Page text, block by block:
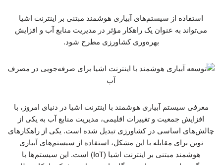
استفاده از سیستم‌های آبیاری هوشمند مبتنی بر اینترنت اشیا
می‌تواند به عنوان یک راهکار مؤثر در مدیریت منابع آب و افزایش
بهره‌وری کشاورزی مطرح شود.
معرفی سیستم آبیاری هوشمند با اینترنت اشیا در دنیای امروز، با
افزایش جمعیت و تغییرات اقلیمی، مدیریت منابع آب به یکی از
چالش‌های اساسی در کشاورزی تبدیل شده است. یکی از راهکارهای
نوین برای مقابله با این مشکل، استفاده از سیستم‌های آبیاری
هوشمند مبتنی بر اینترنت اشیا (IoT) است. این سیستم‌ها با